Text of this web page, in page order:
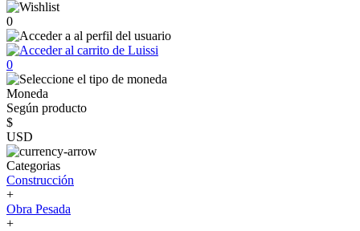
0
0
Moneda
Según producto
$
USD
Categorias
Construcción
+
Obra Pesada
+